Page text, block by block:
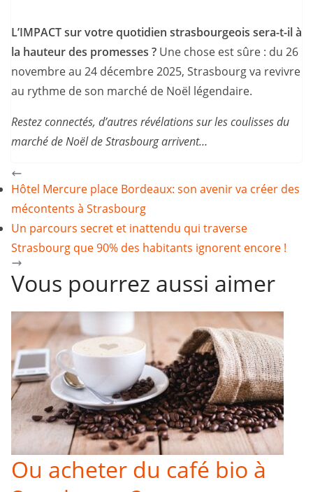
L’IMPACT sur votre quotidien strasbourgeois sera-t-il à
la hauteur des promesses ? Une chose est sûre : du 26
novembre au 24 décembre 2025, Strasbourg va revivre
au rythme de son marché de Noël légendaire.
Restez connectés, d’autres révélations sur les coulisses du
marché de Noël de Strasbourg arrivent…
Hôtel Mercure place Bordeaux: son avenir va créer des
mécontents à Strasbourg
Un parcours secret et inattendu qui traverse
Strasbourg que 90% des habitants ignorent encore !
Vous pourrez aussi aimer
Ou acheter du café bio à